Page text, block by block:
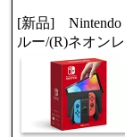
[新品] Nintendo
ルー/(R)ネオン